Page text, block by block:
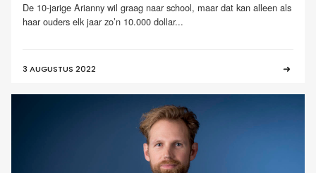
De 10-jarige Arianny wil graag naar school, maar dat kan alleen als
haar ouders elk jaar zo’n 10.000 dollar...
3 AUGUSTUS 2022